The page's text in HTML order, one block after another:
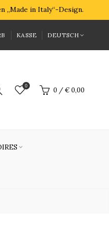
„Made in Italy“-Design.
KASSE DEUTSCH
0 0 / € 0,00